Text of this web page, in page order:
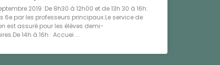
2019 :De 8h30 à 12h00 et de 13h 30 à 16h:
6e par les professeurs principaux.Le service de
est assuré pour les élèves demi-
14h à 16h : Accuei ...